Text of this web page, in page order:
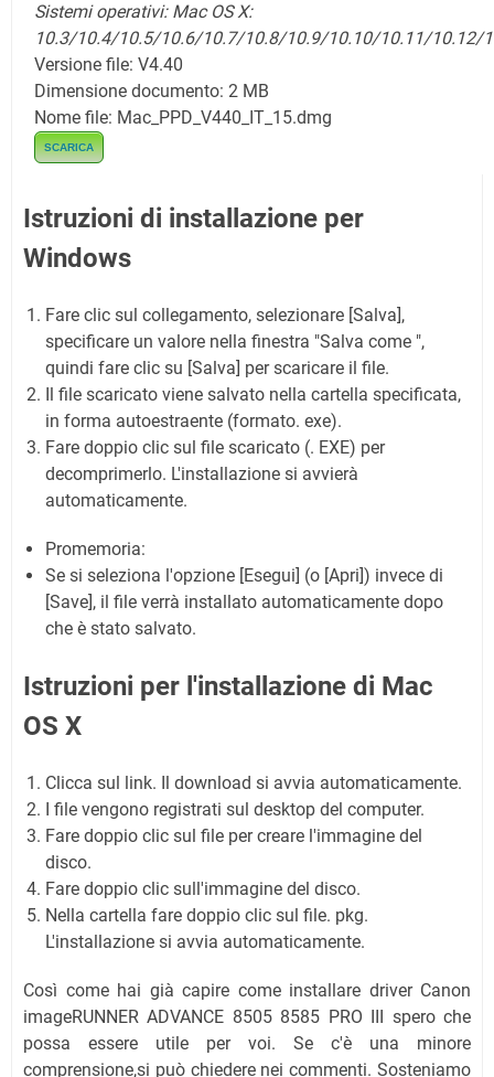
Sistemi operativi: Mac OS X:
10.3/10.4/10.5/10.6/10.7/10.8/10.9/10.10/10.11/10.12/
Versione file: V4.40
Dimensione documento: 2 MB
Nome file: Mac_PPD_V440_IT_15.dmg
SCARICA
Istruzioni di installazione per
Windows
Fare clic sul collegamento, selezionare [Salva],
specificare un valore nella finestra "Salva come ",
quindi fare clic su [Salva] per scaricare il file.
Il file scaricato viene salvato nella cartella specificata,
in forma autoestraente (formato. exe).
Fare doppio clic sul file scaricato (. EXE) per
decomprimerlo. L'installazione si avvierà
automaticamente.
Promemoria:
Se si seleziona l'opzione [Esegui] (o [Apri]) invece di
[Save], il file verrà installato automaticamente dopo
che è stato salvato.
Istruzioni per l'installazione di Mac
OS X
Clicca sul link. Il download si avvia automaticamente.
I file vengono registrati sul desktop del computer.
Fare doppio clic sul file per creare l'immagine del
disco.
Fare doppio clic sull'immagine del disco.
Nella cartella fare doppio clic sul file. pkg.
L'installazione si avvia automaticamente.
Così come hai già capire come installare driver Canon
imageRUNNER ADVANCE 8505 8585 PRO III spero che
possa essere utile per voi. Se c'è una minore
comprensione,si può chiedere nei commenti. Sosteniamo